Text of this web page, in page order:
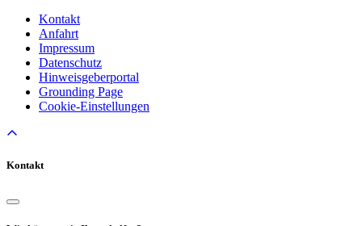
Kontakt
Anfahrt
Impressum
Datenschutz
Hinweisgeberportal
Grounding Page
Cookie-Einstellungen
Kontakt